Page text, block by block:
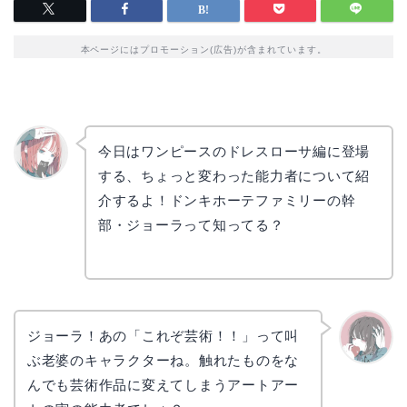
本ページにはプロモーション(広告)が含まれています。
今日はワンピースのドレスローサ編に登場
する、ちょっと変わった能力者について紹
介するよ！ドンキホーテファミリーの幹
部・ジョーラって知ってる？
ジョーラ！あの「これぞ芸術！！」って叫
ぶ老婆のキャラクターね。触れたものをな
んでも芸術作品に変えてしまうアートアー